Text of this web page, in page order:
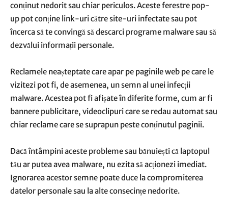
conținut nedorit sau chiar periculos. Aceste ferestre pop-
up pot conține link-uri către site-uri infectate sau pot
încerca să te convingă să descarci programe malware sau să
dezvălui informații personale.
Reclamele neașteptate care apar pe paginile web pe care le
vizitezi pot fi, de asemenea, un semn al unei infecții
malware. Acestea pot fi afișate în diferite forme, cum ar fi
bannere publicitare, videoclipuri care se redau automat sau
chiar reclame care se suprapun peste conținutul paginii.
Dacă întâmpini aceste probleme sau bănuiești că laptopul
tău ar putea avea malware, nu ezita să acționezi imediat.
Ignorarea acestor semne poate duce la compromiterea
datelor personale sau la alte consecințe nedorite.